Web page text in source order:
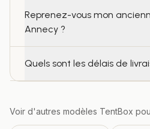
Reprenez-vous mon
Annecy ?
Quels sont les délais de
Voir d'autres modèles TentBox